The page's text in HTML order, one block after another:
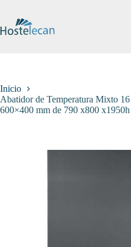
contenido
Inicio
Abatidor de Temperatura Mixto
600×400 mm de 790 x800